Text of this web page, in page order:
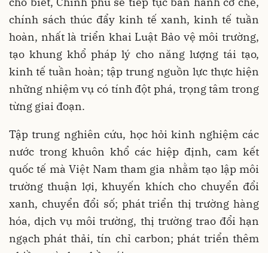
chính sách thúc đẩy kinh tế xanh, kinh tế tuần
hoàn, nhất là triển khai Luật Bảo vệ môi trường,
tạo khung khổ pháp lý cho năng lượng tái tạo,
kinh tế tuần hoàn; tập trung nguồn lực thực hiện
những nhiệm vụ có tính đột phá, trọng tâm trong
từng giai đoạn.
Tập trung nghiên cứu, học hỏi kinh nghiệm các
nước trong khuôn khổ các hiệp định, cam kết
quốc tế mà Việt Nam tham gia nhằm tạo lập môi
trường thuận lợi, khuyến khích cho chuyển đổi
xanh, chuyển đổi số; phát triển thị trường hàng
hóa, dịch vụ môi trường, thị trường trao đổi hạn
ngạch phát thải, tín chỉ carbon; phát triển thêm